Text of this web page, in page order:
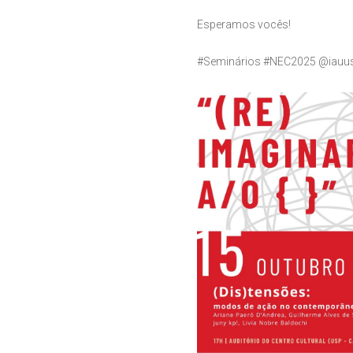
Esperamos vocês!
#Seminários #NEC2025